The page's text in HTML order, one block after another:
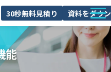
30秒無料見積り 資料をダウ
とは
は
能